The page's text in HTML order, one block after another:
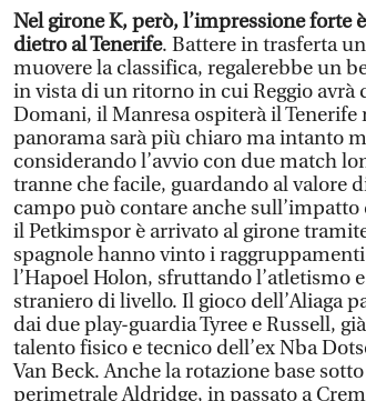
Nel girone K, però, l’impressione forte
dietro al Tenerife. Battere in trasferta
muovere la classifica, regalerebbe un
in vista di un ritorno in cui Reggio avrà
Domani, il Manresa ospiterà il
panorama sarà più chiaro ma intanto
considerando l’avvio con due match
tranne che facile, guardando al valore
campo può contare anche
il Petkimspor è arrivato al girone
spagnole hanno vinto i
l’Hapoel Holon, sfruttando l’atletismo
straniero di livello. Il gioco dell’Aliaga
dai due play-guardia Tyree e Russell,
talento fisico e tecnico dell’ex Nba
Van Beck. Anche la rotazione base
perimetrale Aldridge, in passato a